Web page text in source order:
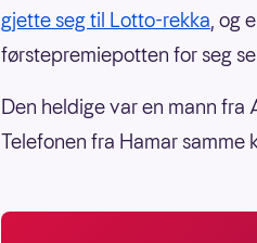
gjette seg til Lotto-rekka, og
førstepremiepotten for seg
Den heldige var en mann fra
Telefonen fra Hamar samme